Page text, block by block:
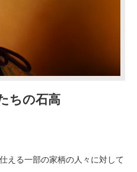
ちの石高
える一部の家柄の人々に対して